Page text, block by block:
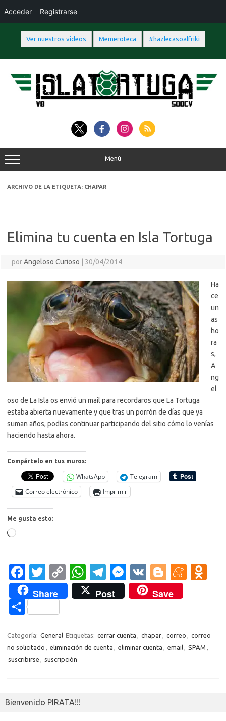
Ver nuestros videos Memeroteca #hazlecasoalfriki
Acceder Registrarse
contenido
Menú
ARCHIVO DE LA ETIQUETA: CHAPAR
Elimina tu cuenta en Isla Tortuga
porAngeloso Curioso 30/04/2014
Ha
ce
un
as
ho
ra
s,
A
ng
el
oso de La Isla os envió un mail para recordaros que La Tortuga
estaba abierta nuevamente y que tras un porrón de días que ya
suman años, podías continuar participando del sitio cómo lo venías
haciendo hasta ahora.
Compártelo en tus muros:
WhatsApp
Telegram
Correo electrónico
Imprimir
Me gusta esto:
Cargando...
Fa
c
e
b
o
o
T
w
it
te
r
C
o
p
Li
n
W
h
at
A
p
T
el
e
a
m
M
es
se
g
er
V
K
Bl
o
g
er
M
a
m
kl
as
Share Post Save
C
m
p
r
Categoría: General Etiquetas: cerrar cuenta , chapar, correo , correo
no solicitado , eliminación de cuenta , eliminar cuenta , email, SPAM ,
suscribirse , suscripción
Bienvenido PIRATA!!!